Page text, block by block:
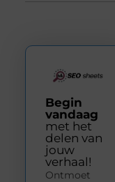
Begin
vandaag
met het
delen van
jouw
verhaal!
Ontmoet